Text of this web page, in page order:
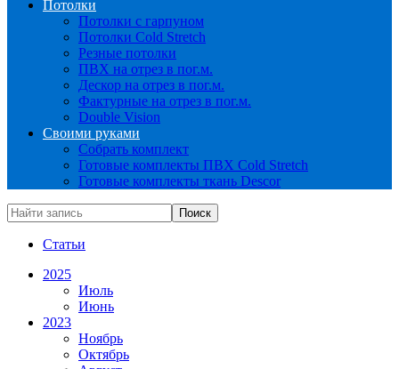
Потолки
Потолки с гарпуном
Потолки Cold Stretch
Резные потолки
ПВХ на отрез в пог.м.
Дескор на отрез в пог.м.
Фактурные на отрез в пог.м.
Double Vision
Своими руками
Собрать комплект
Готовые комплекты ПВХ Cold Stretch
Готовые комплекты ткань Descor
Статьи
2025
Июль
Июнь
2023
Ноябрь
Октябрь